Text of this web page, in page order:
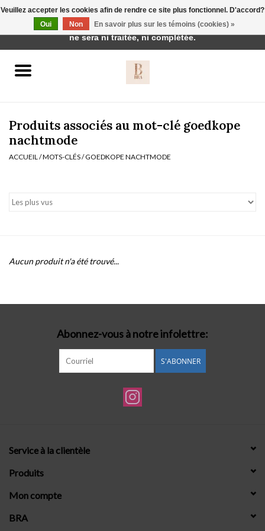
vêtements de nuit
Badmode
Produits associés au mot-clé goedkope
nachtmode
ACCUEIL /MOTS-CLÉS/GOEDKOPE NACHTMODE
Aucun produit n'a été trouvé...
Abonnez-vous à notre infolettre:
S'ABONNER
Service à la clientèle
Produits
Mon compte
BRA
Veuillez accepter les cookies afin de rendre ce site plus fonctionnel. D'accord?
Oui
Non En savoir plus sur les témoins (cookies) »
Cette boutique est en construction. Toute commande passée
ne sera ni traitée, ni complétée.